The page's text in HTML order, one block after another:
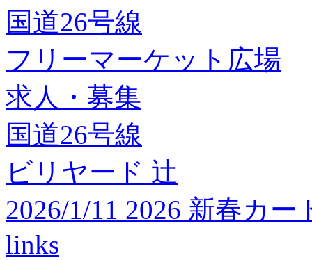
国道26号線
フリーマーケット広場
求人・募集
国道26号線
ビリヤード 辻
2026/1/11 2026 新春カ
links